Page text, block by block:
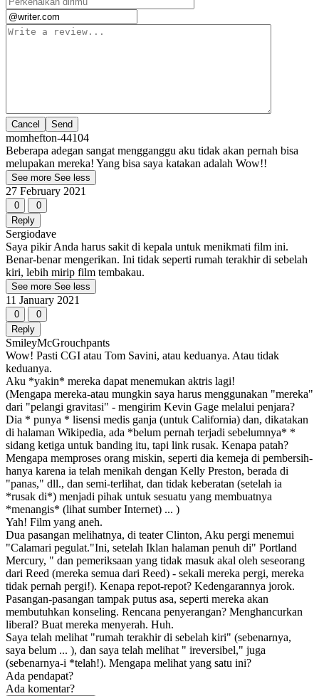
Cancel
momhefton-44104
Beberapa adegan sangat mengganggu aku tidak akan pernah bisa
melupakan mereka! Yang bisa saya katakan adalah Wow!!
See more See less
27 February 2021
0
0
Reply
Sergiodave
Saya pikir Anda harus sakit di kepala untuk menikmati film ini.
Benar-benar mengerikan. Ini tidak seperti rumah terakhir di sebelah
kiri, lebih mirip film tembakau.
See more See less
11 January 2021
0
0
Reply
SmileyMcGrouchpants
Wow! Pasti CGI atau Tom Savini, atau keduanya. Atau tidak
keduanya.
Aku *yakin* mereka dapat menemukan aktris lagi!
(Mengapa mereka-atau mungkin saya harus menggunakan "mereka"
dari "pelangi gravitasi" - mengirim Kevin Gage melalui penjara?
Dia * punya * lisensi medis ganja (untuk California) dan, dikatakan
di halaman Wikipedia, ada *belum pernah terjadi sebelumnya* *
sidang ketiga untuk banding itu, tapi link rusak. Kenapa patah?
Mengapa memproses orang miskin, seperti dia kemeja di pembersih-
hanya karena ia telah menikah dengan Kelly Preston, berada di
"panas," dll., dan semi-terlihat, dan tidak keberatan (setelah ia
*rusak di*) menjadi pihak untuk sesuatu yang membuatnya
*menangis* (lihat sumber Internet) ... )
Yah! Film yang aneh.
Dua pasangan melihatnya, di teater Clinton, Aku pergi menemui
"Calamari pegulat."Ini, setelah Iklan halaman penuh di" Portland
Mercury, " dan pemeriksaan yang tidak masuk akal oleh seseorang
dari Reed (mereka semua dari Reed) - sekali mereka pergi, mereka
tidak pernah pergi!). Kenapa repot-repot? Kedengarannya jorok.
Pasangan-pasangan tampak putus asa, seperti mereka akan
membutuhkan konseling. Rencana penyerangan? Menghancurkan
liberal? Buat mereka menyerah. Huh.
Saya telah melihat "rumah terakhir di sebelah kiri" (sebenarnya,
saya belum ... ), dan saya telah melihat " ireversibel," juga
(sebenarnya-i *telah!). Mengapa melihat yang satu ini?
Ada pendapat?
Ada komentar?